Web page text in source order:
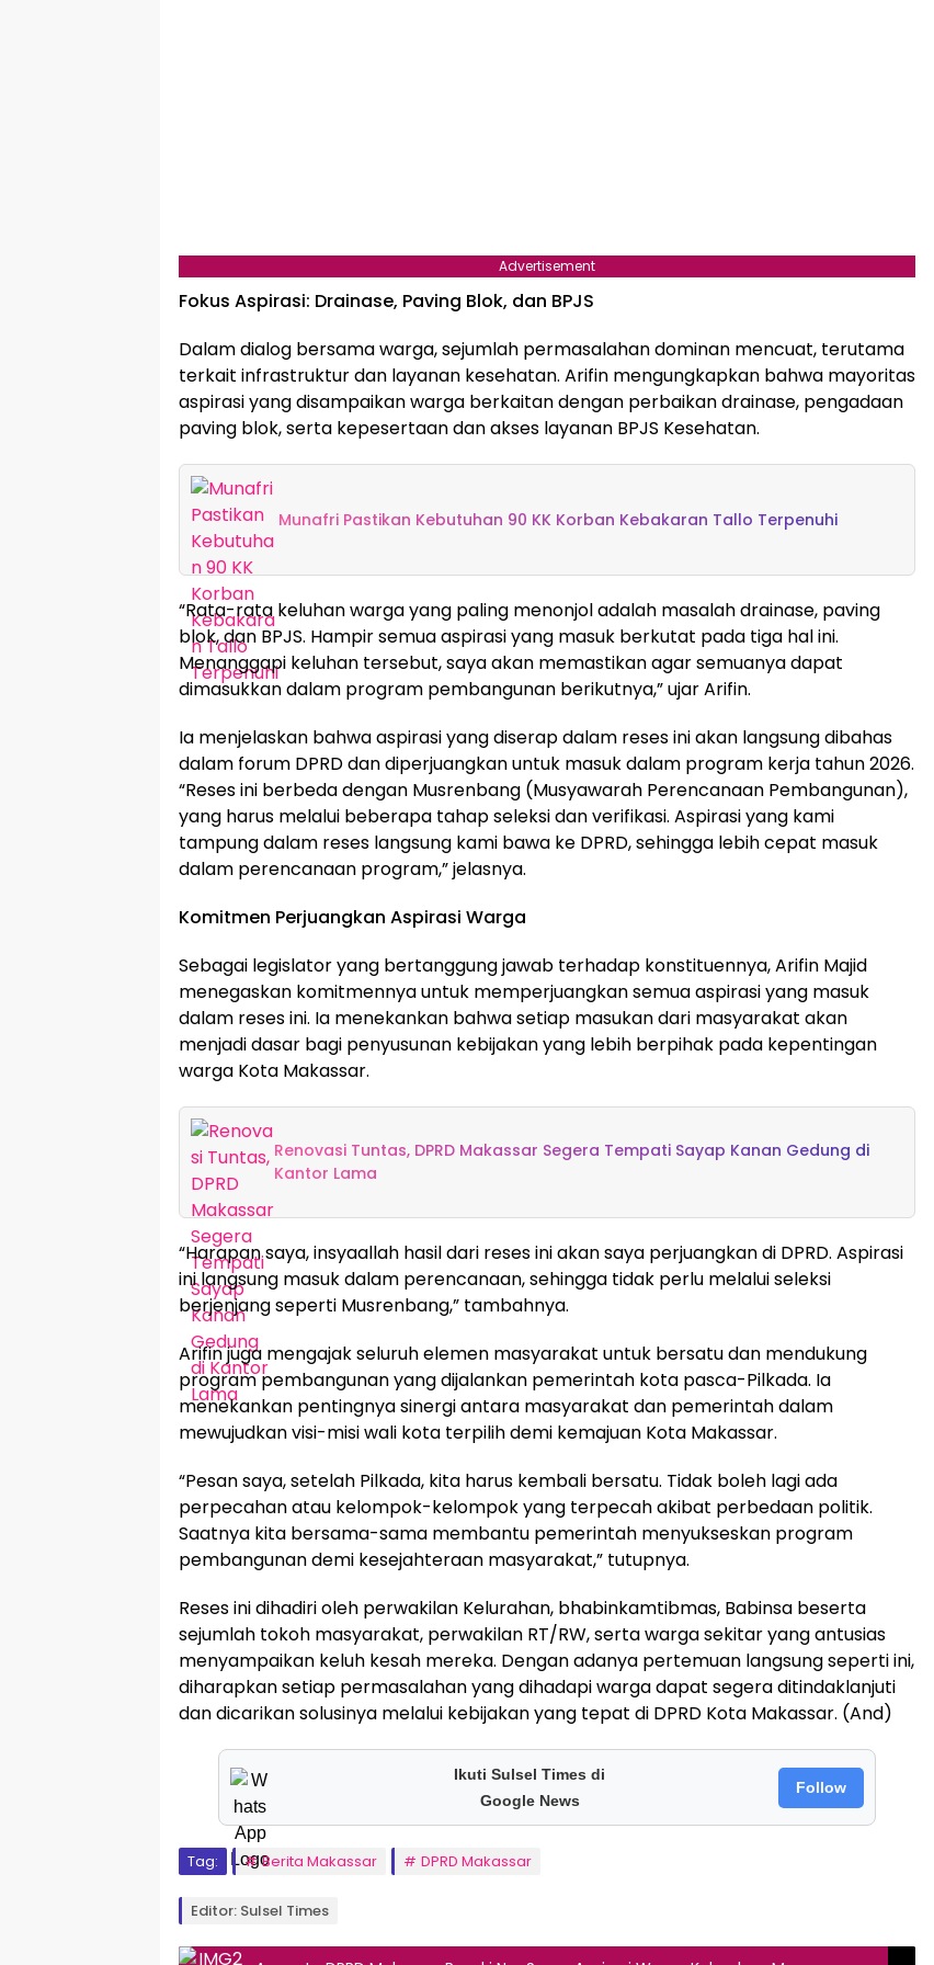
Advertisement
Fokus Aspirasi: Drainase, Paving Blok, dan BPJS
Dalam dialog bersama warga, sejumlah permasalahan dominan mencuat, terutama
terkait infrastruktur dan layanan kesehatan. Arifin mengungkapkan bahwa mayoritas
aspirasi yang disampaikan warga berkaitan dengan perbaikan drainase, pengadaan
paving blok, serta kepesertaan dan akses layanan BPJS Kesehatan.
Munafri Pastikan Kebutuhan 90 KK Korban Kebakaran Tallo Terpenuhi
“Rata-rata keluhan warga yang paling menonjol adalah masalah drainase, paving
blok, dan BPJS. Hampir semua aspirasi yang masuk berkutat pada tiga hal ini.
Menanggapi keluhan tersebut, saya akan memastikan agar semuanya dapat
dimasukkan dalam program pembangunan berikutnya,” ujar Arifin.
Ia menjelaskan bahwa aspirasi yang diserap dalam reses ini akan langsung dibahas
dalam forum DPRD dan diperjuangkan untuk masuk dalam program kerja tahun 2026.
“Reses ini berbeda dengan Musrenbang (Musyawarah Perencanaan Pembangunan),
yang harus melalui beberapa tahap seleksi dan verifikasi. Aspirasi yang kami
tampung dalam reses langsung kami bawa ke DPRD, sehingga lebih cepat masuk
dalam perencanaan program,” jelasnya.
Komitmen Perjuangkan Aspirasi Warga
Sebagai legislator yang bertanggung jawab terhadap konstituennya, Arifin Majid
menegaskan komitmennya untuk memperjuangkan semua aspirasi yang masuk
dalam reses ini. Ia menekankan bahwa setiap masukan dari masyarakat akan
menjadi dasar bagi penyusunan kebijakan yang lebih berpihak pada kepentingan
warga Kota Makassar.
Renovasi Tuntas, DPRD Makassar Segera Tempati Sayap Kanan Gedung di
Kantor Lama
“Harapan saya, insyaallah hasil dari reses ini akan saya perjuangkan di DPRD. Aspirasi
ini langsung masuk dalam perencanaan, sehingga tidak perlu melalui seleksi
berjenjang seperti Musrenbang,” tambahnya.
Arifin juga mengajak seluruh elemen masyarakat untuk bersatu dan mendukung
program pembangunan yang dijalankan pemerintah kota pasca-Pilkada. Ia
menekankan pentingnya sinergi antara masyarakat dan pemerintah dalam
mewujudkan visi-misi wali kota terpilih demi kemajuan Kota Makassar.
“Pesan saya, setelah Pilkada, kita harus kembali bersatu. Tidak boleh lagi ada
perpecahan atau kelompok-kelompok yang terpecah akibat perbedaan politik.
Saatnya kita bersama-sama membantu pemerintah menyukseskan program
pembangunan demi kesejahteraan masyarakat,” tutupnya.
Reses ini dihadiri oleh perwakilan Kelurahan, bhabinkamtibmas, Babinsa beserta
sejumlah tokoh masyarakat, perwakilan RT/RW, serta warga sekitar yang antusias
menyampaikan keluh kesah mereka. Dengan adanya pertemuan langsung seperti ini,
diharapkan setiap permasalahan yang dihadapi warga dapat segera ditindaklanjuti
dan dicarikan solusinya melalui kebijakan yang tepat di DPRD Kota Makassar. (And)
Ikuti Sulsel Times di
Google News
Follow
Tag: Berita Makassar DPRD Makassar
Editor: Sulsel Times